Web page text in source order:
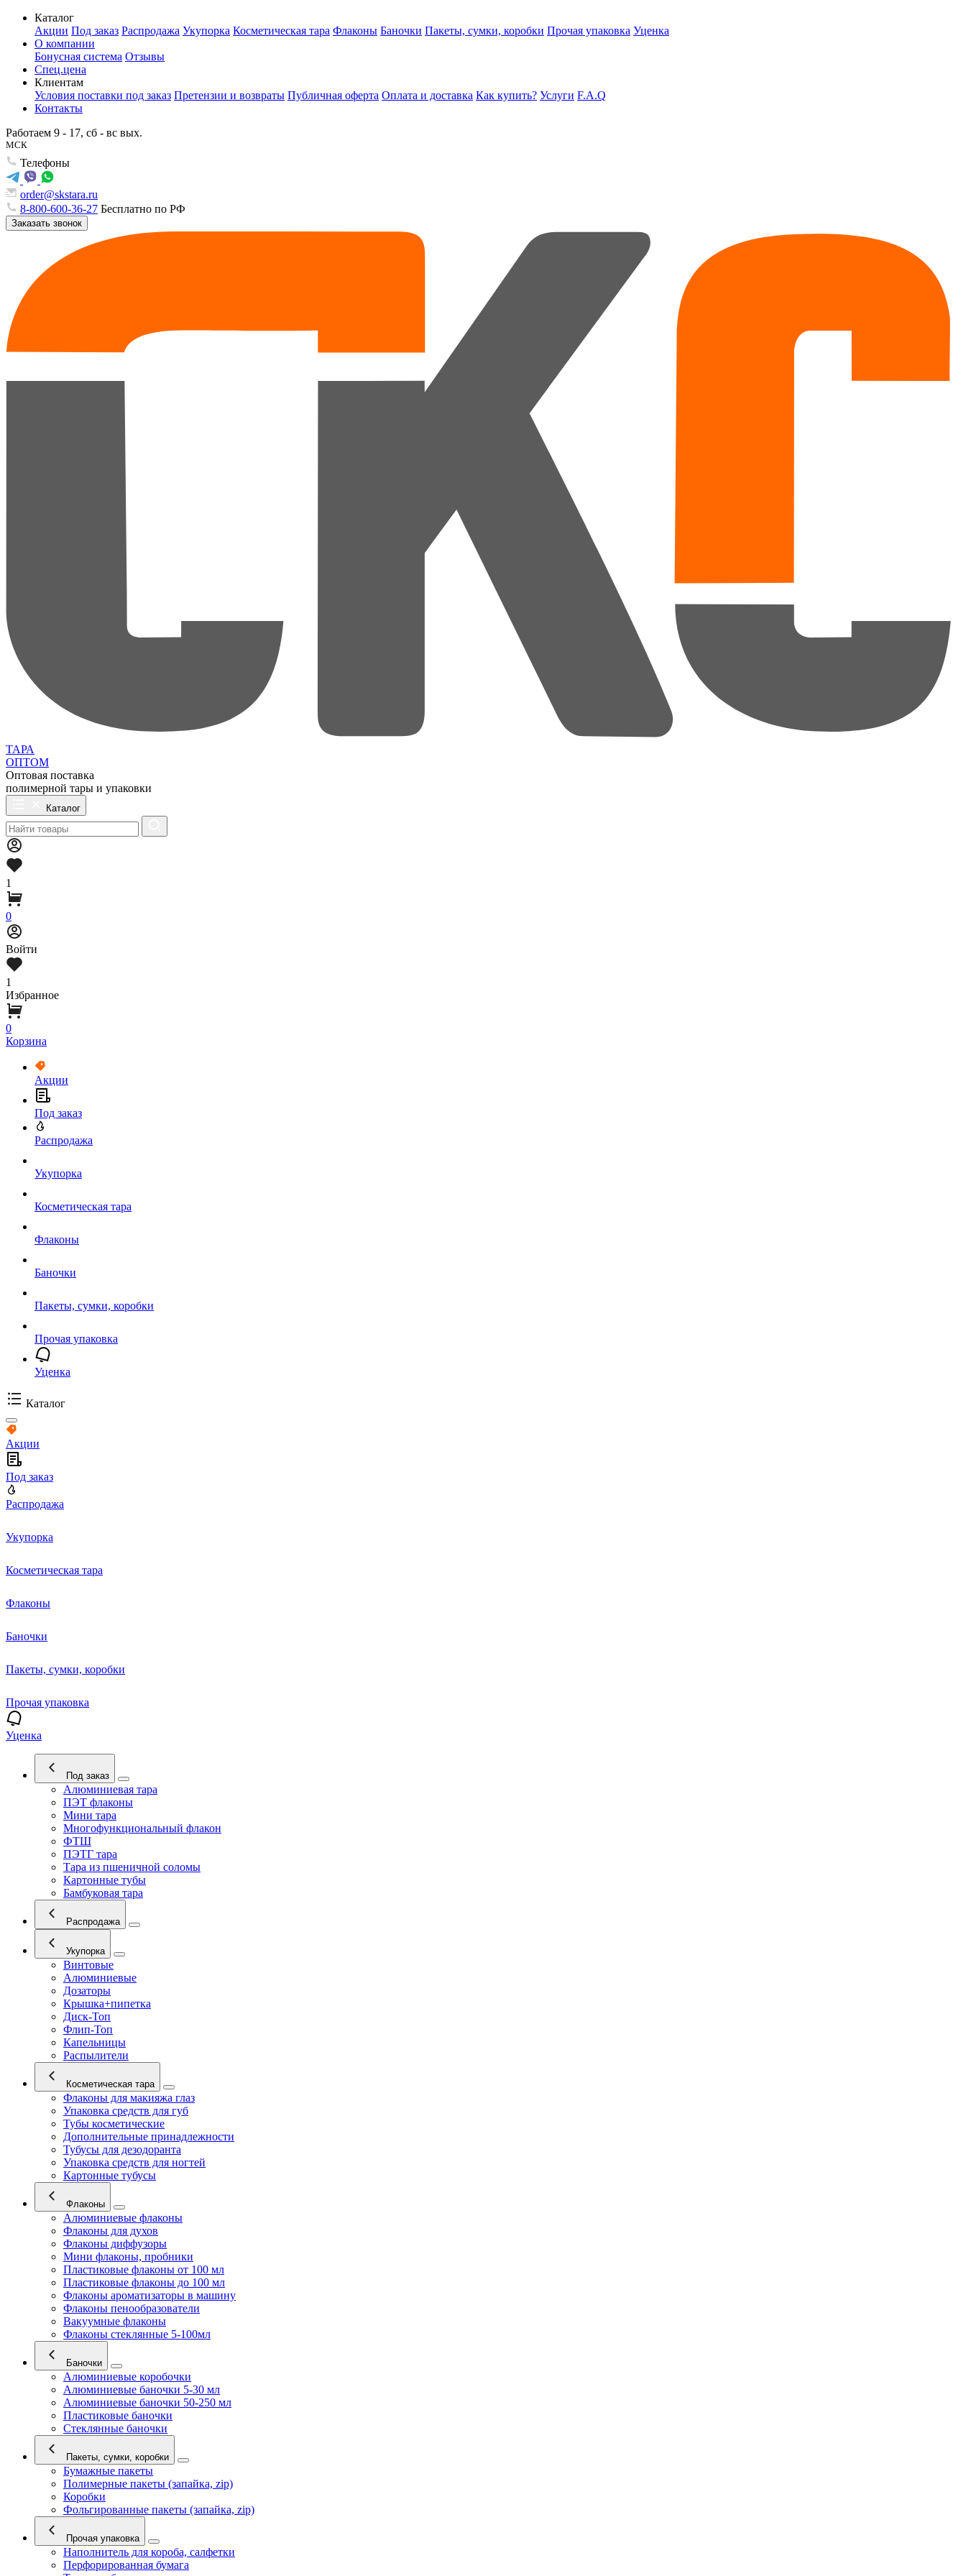
Каталог
Акции Под заказ Распродажа Укупорка Косметическая тара Флаконы Баночки Пакеты, сумки, коробки Прочая упаковка Уценка
О компании
Бонусная система Отзывы
Спец.цена
Клиентам
Условия поставки под заказ Претензии и возвраты Публичная оферта Оплата и доставка Как купить? Услуги F.A.Q
Контакты
Работаем 9 - 17, сб - вс вых.
МСК
Телефоны
order@skstara.ru
8-800-600-36-27 Бесплатно по РФ
Заказать звонок
ТАРА
ОПТОМ
Оптовая поставка
полимерной тары и упаковки
Каталог
1
0
Войти
1
Избранное
0
Корзина
Акции
Под заказ
Распродажа
Укупорка
Косметическая тара
Флаконы
Баночки
Пакеты, сумки, коробки
Прочая упаковка
Уценка
Каталог
Акции
Под заказ
Распродажа
Укупорка
Косметическая тара
Флаконы
Баночки
Пакеты, сумки, коробки
Прочая упаковка
Уценка
Под заказ
Алюминиевая тара
ПЭТ флаконы
Мини тара
Многофункциональный флакон
ФТШ
ПЭТГ тара
Тара из пшеничной соломы
Картонные тубы
Бамбуковая тара
Распродажа
Укупорка
Винтовые
Алюминиевые
Дозаторы
Крышка+пипетка
Диск-Топ
Флип-Топ
Капельницы
Распылители
Косметическая тара
Флаконы для макияжа глаз
Упаковка средств для губ
Тубы косметические
Дополнительные принадлежности
Тубусы для дезодоранта
Упаковка средств для ногтей
Картонные тубусы
Флаконы
Алюминиевые флаконы
Флаконы для духов
Флаконы диффузоры
Мини флаконы, пробники
Пластиковые флаконы от 100 мл
Пластиковые флаконы до 100 мл
Флаконы ароматизаторы в машину
Флаконы пенообразователи
Вакуумные флаконы
Флаконы стеклянные 5-100мл
Баночки
Алюминиевые коробочки
Алюминиевые баночки 5-30 мл
Алюминиевые баночки 50-250 мл
Пластиковые баночки
Стеклянные баночки
Пакеты, сумки, коробки
Бумажные пакеты
Полимерные пакеты (запайка, zip)
Коробки
Фольгированные пакеты (запайка, zip)
Прочая упаковка
Наполнитель для короба, салфетки
Перфорированная бумага